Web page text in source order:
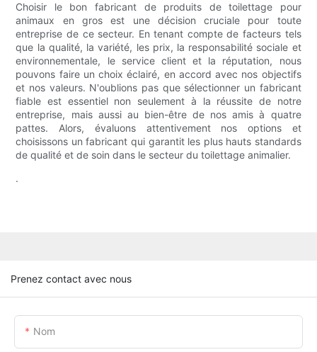
Choisir le bon fabricant de produits de toilettage pour
animaux en gros est une décision cruciale pour toute
entreprise de ce secteur. En tenant compte de facteurs tels
que la qualité, la variété, les prix, la responsabilité sociale et
environnementale, le service client et la réputation, nous
pouvons faire un choix éclairé, en accord avec nos objectifs
et nos valeurs. N'oublions pas que sélectionner un fabricant
fiable est essentiel non seulement à la réussite de notre
entreprise, mais aussi au bien-être de nos amis à quatre
pattes. Alors, évaluons attentivement nos options et
choisissons un fabricant qui garantit les plus hauts standards
de qualité et de soin dans le secteur du toilettage animalier.
.
Prenez contact avec nous
Nom